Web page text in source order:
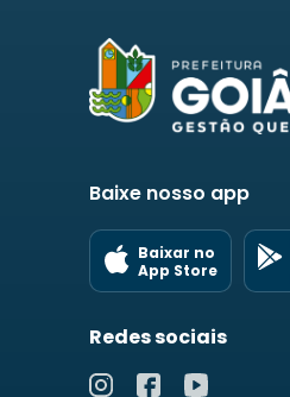
Baixe nosso app
Baixar no
App Store
Redes sociais